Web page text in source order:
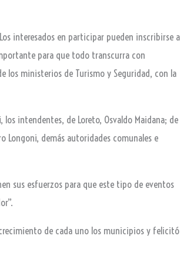
interesados en participar pueden inscribirse a
para que todo transcurra con
los ministerios de Turismo y Seguridad, con la
intendentes, de Loreto, Osvaldo Maidana; de
Longoni, demás autoridades comunales e
sus esfuerzos para que este tipo de eventos
de cada uno los municipios y felicitó